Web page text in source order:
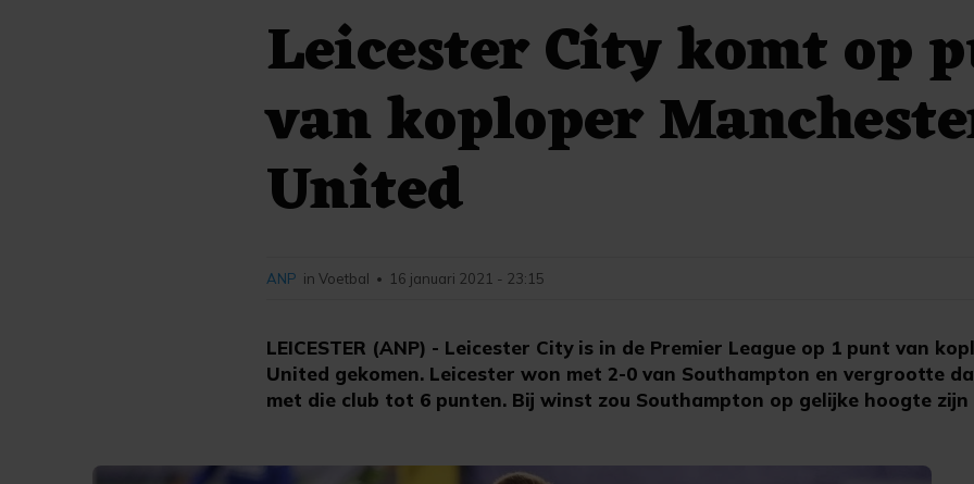
Leicester City komt op
van koploper
United
LEICESTER (ANP) - Leicester City is in de Premier League op 1 punt van
United gekomen. Leicester won met 2-0 van Southampton en vergrootte
met die club tot 6 punten. Bij winst zou Southampton op gelijke hoogte zijn
ANP in Voetbal • 16 januari 2021 - 23:15